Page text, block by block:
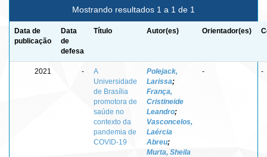
Mostrando resultados 1 a 1 de 1
Data de
publicação
Data
de
defesa
Título Autor(es) Orientador(es)
2021 -
A
Universidade
de Brasília
promotora de
saúde no
contexto da
pandemia de
COVID-19
Polejack,
Larissa;
França,
Cristineide
Leandro;
Vasconcelos,
Laércia
Abreu;
Murta, Sheila
- -